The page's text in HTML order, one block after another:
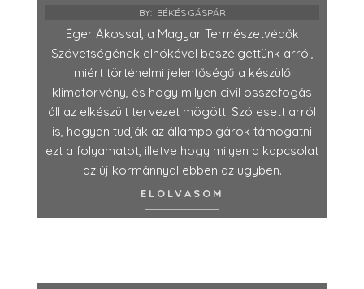
BY: BÉKÉS GÁSPÁR
Éger Ákossal, a Magyar Természetvédők
Szövetségének elnökével beszélgettünk arról,
miért történelmi jelentőségű a készülő
klímatörvény, és hogy milyen civil összefogás
áll az elkészült tervezet mögött. Szó esett arról
is, hogyan tudják az állampolgárok támogatni
ezt a folyamatot, illetve hogy milyen a kapcsolat
az új kormánnyal ebben az ügyben.
ELOLVASOM